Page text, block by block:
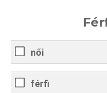
női
férfi